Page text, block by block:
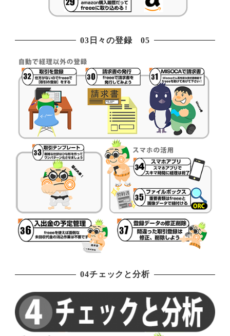
03日々の登録 05
04チェックと分析